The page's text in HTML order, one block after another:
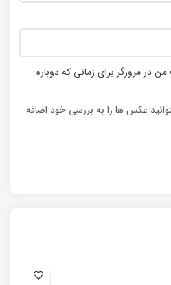
در مرورگر برای زمانی که دوباره
عکس ها را به بررسی خود اضافه